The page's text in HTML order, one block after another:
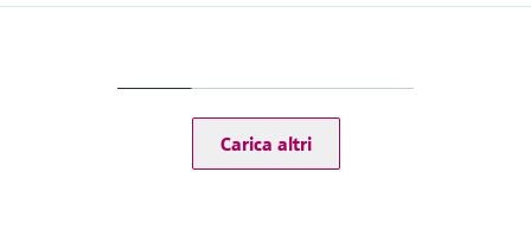
Carica altri